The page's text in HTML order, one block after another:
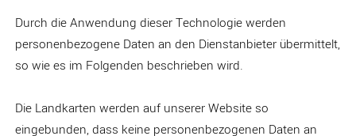
Durch die Anwendung dieser Technologie werden
personenbezogene Daten an den Dienstanbieter übermittelt,
so wie es im Folgenden beschrieben wird.
Die Landkarten werden auf unserer Website so
eingebunden, dass keine personenbezogenen Daten an